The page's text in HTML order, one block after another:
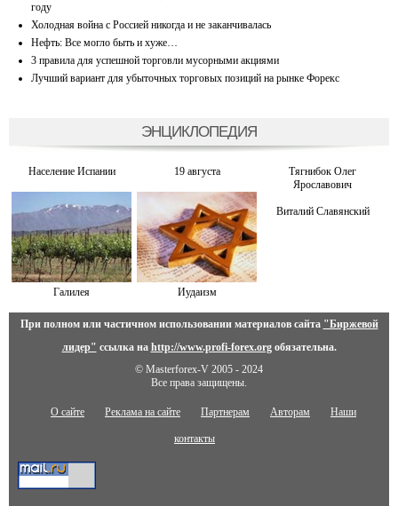
году
Холодная война с Россией никогда и не заканчивалась
Нефть: Все могло быть и хуже…
3 правила для успешной торговли мусорными акциями
Лучший вариант для убыточных торговых позиций на рынке Форекс
ЭНЦИКЛОПЕДИЯ
Население Испании 19 августа
Тягнибок Олег
Ярославович
Галилея Иудаизм
Виталий Славянский
При полном или частичном использовании материалов сайта "Биржевой
лидер" ссылка на http://www.profi-forex.orgобязательна.
© Masterforex-V 2005 - 2024
Все права защищены.
О сайте Реклама на сайте Партнерам Авторам Наши
контакты